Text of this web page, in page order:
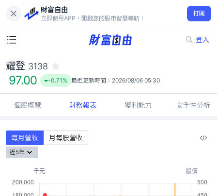
財富自由
立即使用APP，開啟您的股市智慧導航！
打開
登入
97.00
-0.71%
耀登 3138
97.00 -0.71% 最近更新時間： 2026/08/06 05:30
個股概覽 財務報表 獲利能力 安全性分析
每月營收 月每股營收
近5年